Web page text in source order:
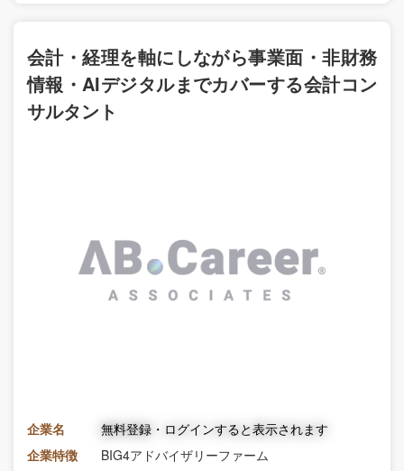
会計・経理を軸にしながら事業面・非財務
情報・AIデジタルまでカバーする会計コン
サルタント
企業名
無料登録・ログインすると表示されます
企業特徴
BIG4アドバイザリーファーム